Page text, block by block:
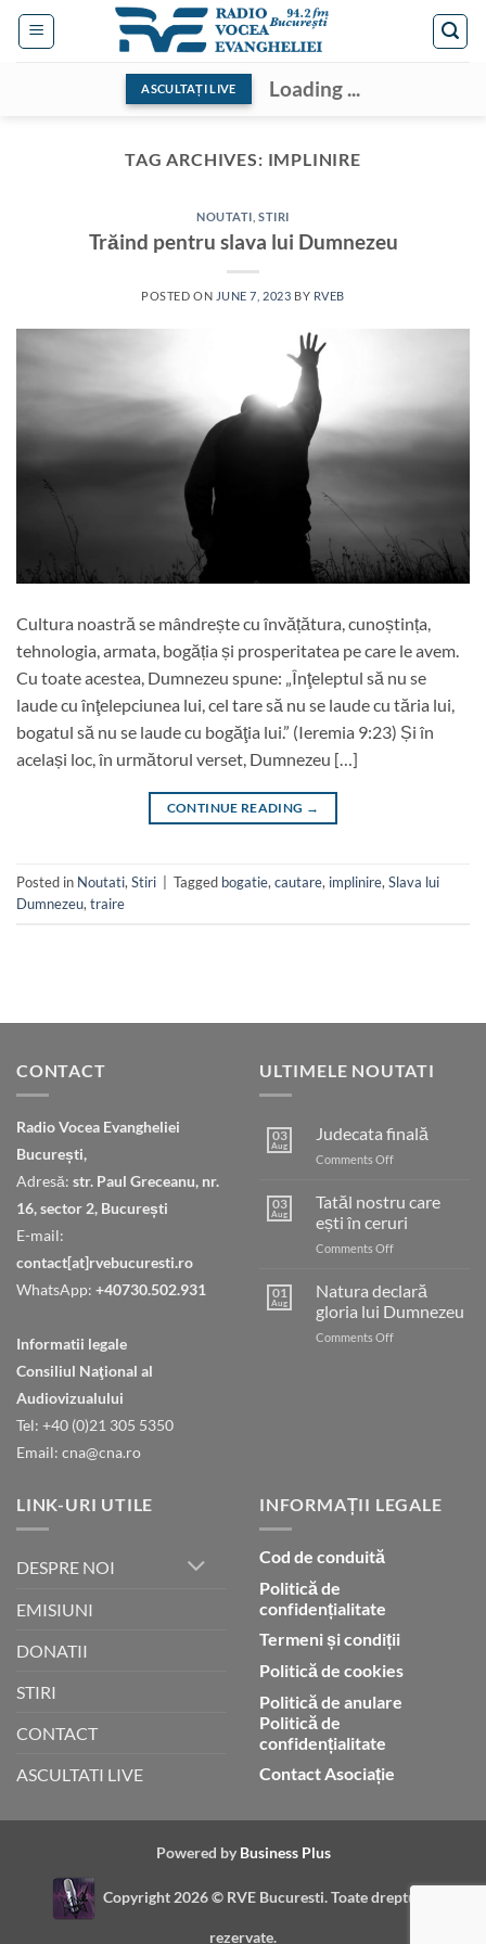
Skip
ASCULTAȚI LIVE Loading ...
TAG ARCHIVES: IMPLINIRE
NOUTATI ,STIRI
Trăind pentru slava lui Dumnezeu
POSTED ON JUNE 7, 2023 BY RVEB
Cultura noastră se mândrește cu învățătura, cunoștința,
tehnologia, armata, bogăția și prosperitatea pe care le avem.
Cu toate acestea, Dumnezeu spune: „Înţeleptul să nu se
laude cu înţelepciunea lui, cel tare să nu se laude cu tăria lui,
bogatul să nu se laude cu bogăţia lui.” (Ieremia 9:23) Și în
același loc, în următorul verset, Dumnezeu […]
CONTINUE READING →
Posted in Noutati, Stiri Tagged bogatie, cautare, implinire, Slava lui
Dumnezeu, traire
CONTACT
Radio Vocea Evangheliei
București,
Adresă: str. Paul Greceanu, nr.
16, sector 2, București
E-mail:
contact[at]rvebucuresti.ro
WhatsApp: +40730.502.931
Informatii legale
Consiliul Naţional al
Audiovizualului
Tel: +40 (0)21 305 5350
Email: cna@cna.ro
ULTIMELE NOUTATI
03
Aug
Judecata finală
Comments Offon
03
Aug
Tatăl nostru care
ești în ceruri
Comments Offon
nostru
care
ești
în
01
Aug
Natura declară
gloria lui Dumnezeu
Comments Offon
LINK-URI UTILE
DESPRE NOI
EMISIUNI
DONATII
STIRI
CONTACT
ASCULTATI LIVE
INFORMAȚII LEGALE
Cod de conduită
Politică de
confidențialitate
Termeni și condiții
Politică de cookies
Politică de anulare
Politică de
confidențialitate
Contact Asociație
Powered by Business Plus
Copyright 2026 © RVE Bucuresti. Toate drepturile
rezervate.